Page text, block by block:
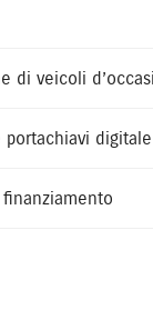
di veicoli
portachiavi digitale